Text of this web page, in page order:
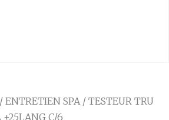
/ ENTRETIEN SPA/ TESTEUR TRU
+25LANG C/6